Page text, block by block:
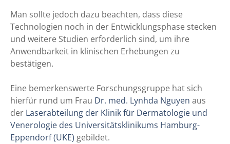
Man sollte jedoch dazu beachten, dass diese
Technologien noch in der Entwicklungsphase stecken
und weitere Studien erforderlich sind, um ihre
Anwendbarkeit in klinischen Erhebungen zu
bestätigen.
Eine bemerkenswerte Forschungsgruppe hat sich
hierfür rund um Frau Dr. med. Lynhda Nguyen aus
der Laserabteilung der Klinik für Dermatologie und
Venerologie des Universitätsklinikums Hamburg-
Eppendorf (UKE) gebildet.